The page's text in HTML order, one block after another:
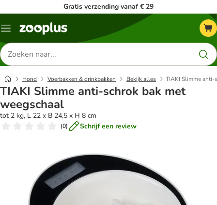
Gratis verzending vanaf € 29
Menu
Zoeken
naar
producten
Hond Voerbakken & drinkbakken Bekijk alles TIAKI Slimme anti-
TIAKI Slimme anti-schrok bak met
weegschaal
tot 2 kg, L 22 x B 24,5 x H 8 cm
(0) Schrijf een review